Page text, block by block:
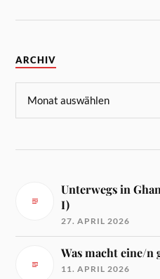
ARCHIV
Unterwegs in
I)
27. APRIL 2026
Was macht eine/n
11. APRIL 2026